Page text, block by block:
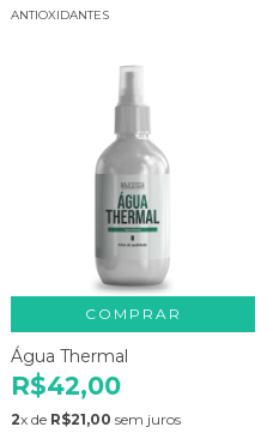
ANTIOXIDANTES
COMPRAR
Água Thermal
R$42,00
2x de R$21,00 sem juros